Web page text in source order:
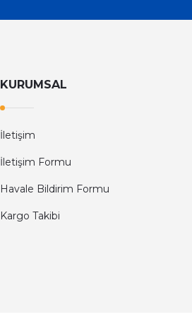
KURUMSAL
İletişim
İletişim Formu
Havale Bildirim Formu
Kargo Takibi